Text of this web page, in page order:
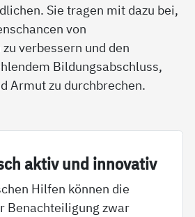
Sie tragen mit dazu bei,
von
verbessern und den
Bildungsabschluss,
Armut zu durchbrechen.
ak­tiv und in­no­va­tiv
Hilfen können die
Benachteiligung zwar